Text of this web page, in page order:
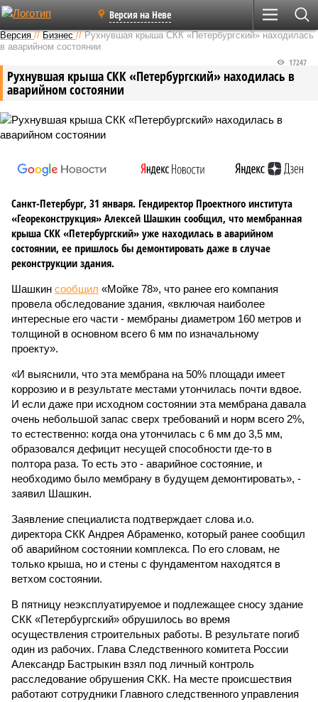
Версия на Неве
Версия //Бизнес //Рухнувшая крыша СКК «Петербургский» находилась
в аварийном состоянии
Рухнувшая крыша СКК «Петербургский» находилась в
аварийном состоянии
17247
Санкт-Петербург, 31 января. Гендиректор Проектного института
«Геореконструкция» Алексей Шашкин сообщил, что мембранная
крыша СКК «Петербургский» уже находилась в аварийном
состоянии, ее пришлось бы демонтировать даже в случае
реконструкции здания.
Шашкин сообщил «Мойке 78», что ранее его компания
провела обследование здания, «включая наиболее
интересные его части - мембраны диаметром 160 метров и
толщиной в основном всего 6 мм по изначальному
проекту».
«И выяснили, что эта мембрана на 50% площади имеет
коррозию и в результате местами утончилась почти вдвое.
И если даже при исходном состоянии эта мембрана давала
очень небольшой запас сверх требований и норм всего 2%,
то естественно: когда она утончилась с 6 мм до 3,5 мм,
образовался дефицит несущей способности где-то в
полтора раза. То есть это - аварийное состояние, и
необходимо было мембрану в будущем демонтировать», -
заявил Шашкин.
Заявление специалиста подтверждает слова и.о.
директора СКК Андрея Абраменко, который ранее сообщил
об аварийном состоянии комплекса. По его словам, не
только крыша, но и стены с фундаментом находятся в
ветхом состоянии.
В пятницу неэксплуатируемое и подлежащее сносу здание
СКК «Петербургский» обрушилось во время
осуществления строительных работы. В результате погиб
один из рабочих. Глава Следственного комитета России
Александр Бастрыкин взял под личный контроль
расследование обрушения СКК. На месте происшествия
работают сотрудники Главного следственного управления